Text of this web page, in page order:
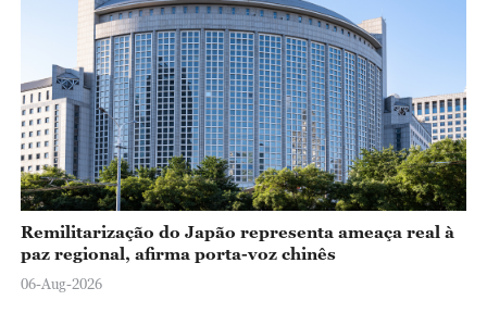
Remilitarização do Japão representa ameaça real à
paz regional, afirma porta-voz chinês
06-Aug-2026